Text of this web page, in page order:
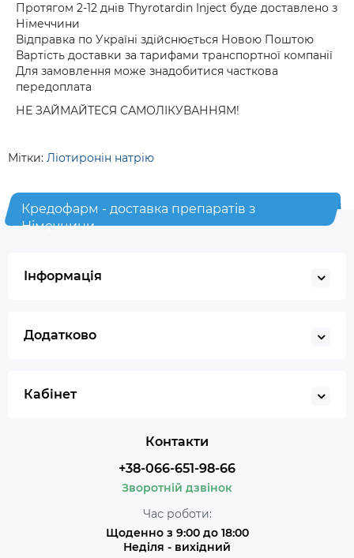
Протягом 2-12 днів Thyrotardin Inject буде доставлено з
Німеччини
Відправка по Україні здійснюється Новою Поштою
Вартість доставки за тарифами транспортної компанії
Для замовлення може знадобитися часткова
передоплата
НЕ ЗАЙМАЙТЕСЯ САМОЛІКУВАННЯМ!
Мітки: Ліотиронін натрію
Кредофарм - доставка препаратів з
Німеччини
Інформація
Додатково
Кабінет
Контакти
+38-066-651-98-66
Зворотній дзвінок
Час роботи:
Щоденно з 9:00 до 18:00
Неділя - вихідний